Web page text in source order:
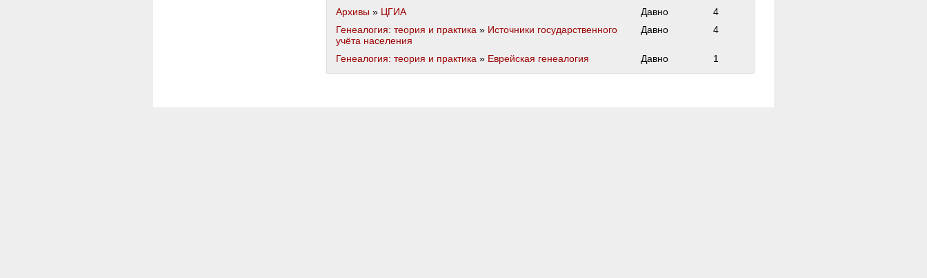
Архивы » ЦГИА Давно
4
Генеалогия: теория и практика » Источники государственного
учёта населения
Давно 4
Генеалогия: теория и практика » Еврейская генеалогия Давно 1